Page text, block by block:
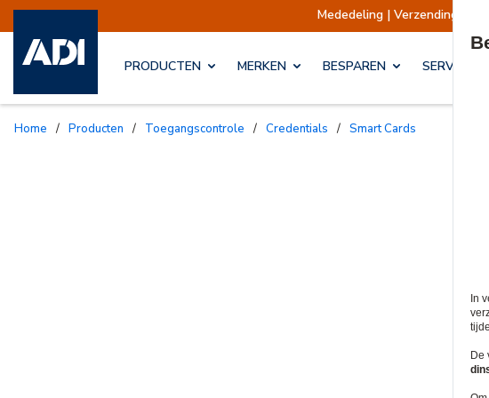
Mededeling | Verzendingen
PRODUCTEN MERKEN BESPAREN SERVICES
Home / Producten / Toegangscontrole / Credentials / Smart Cards